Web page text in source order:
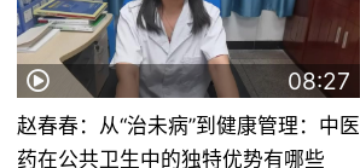
08:27
赵春春：从“治未病”到健康管理：中医
药在公共卫生中的独特优势有哪些